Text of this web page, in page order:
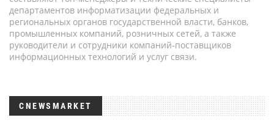
департаментов информатизации федеральных и
региональных органов государственной власти, банков,
промышленных компаний, розничных сетей, а также
руководители и сотрудники компаний-поставщиков
информационных технологий и услуг связи.
CNEWSMARKET